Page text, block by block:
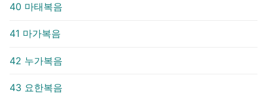
40 마태복음
41 마가복음
42 누가복음
43 요한복음